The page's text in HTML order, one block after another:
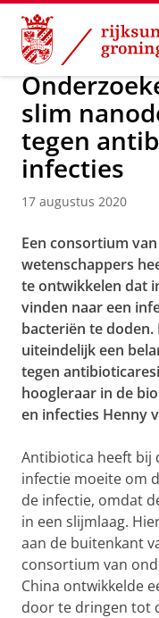
Skip
Content
Skip
Navigation
Over ons Actueel
slim
tegen
infecties
17 augustus 2020
Een consortium
wetenschappers
te ontwikkelen dat
vinden naar een
bacteriën te
uiteindelijk een
tegen
hoogleraar in de
en infecties Henny
Antibiotica heeft bij
infectie moeite om
de infectie, omdat
in een slijmlaag.
aan de buitenkant
consortium van
China ontwikkelde
door te dringen tot